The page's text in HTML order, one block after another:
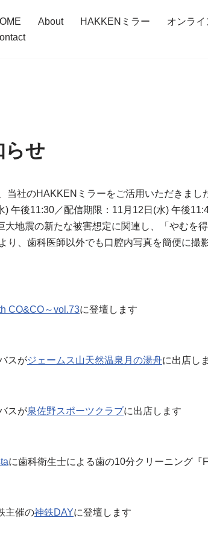
About HAKKENミラー オンラ
らせ
当社のHAKKENミラーをご活用いただきまし
) 午後11:30／配信期限：11月12日(水) 午後
大地震の新たな被害想定に関連し、「やむを
り、歯科医師以外でも口腔内写真を簡便に
CO&CO～vol.73に登壇します
スがジェームス山天然温泉月の湯舟に出店し
スが泉佐野スポーツクラブに出店します
に歯科衛生士による歯の10分クリーニング
主催の神鉄DAYに登壇します